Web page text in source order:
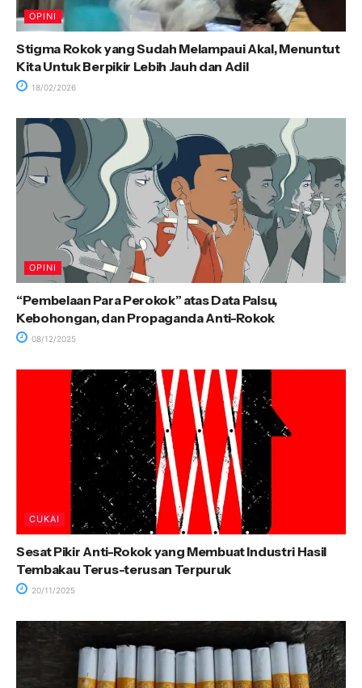
OPINI
Stigma Rokok yang Sudah Melampaui Akal, Menuntut
Kita Untuk Berpikir Lebih Jauh dan Adil
18/02/2026
OPINI
“Pembelaan Para Perokok” atas Data Palsu,
Kebohongan, dan Propaganda Anti-Rokok
08/12/2025
CUKAI
Sesat Pikir Anti-Rokok yang Membuat Industri Hasil
Tembakau Terus-terusan Terpuruk
20/11/2025